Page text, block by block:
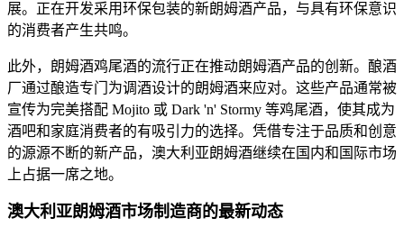
展。正在开发采用环保包装的新朗姆酒产品，与具有环保意识
的消费者产生共鸣。
此外，朗姆酒鸡尾酒的流行正在推动朗姆酒产品的创新。酿酒
厂通过酿造专门为调酒设计的朗姆酒来应对。这些产品通常被
宣传为完美搭配 Mojito 或 Dark 'n' Stormy 等鸡尾酒，使其成为
酒吧和家庭消费者的有吸引力的选择。凭借专注于品质和创意
的源源不断的新产品，澳大利亚朗姆酒继续在国内和国际市场
上占据一席之地。
澳大利亚朗姆酒市场制造商的最新动态